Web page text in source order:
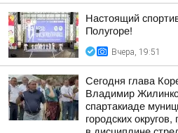
Настоящий
Полугоре!
Вчера, 19:51
Сегодня глава
Владимир
спартакиаде
городских